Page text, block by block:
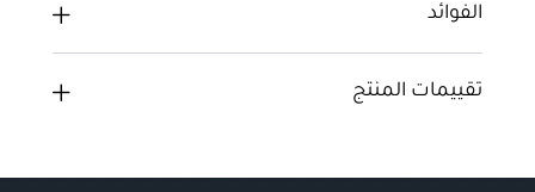
الفوائد
تقييمات المنتج